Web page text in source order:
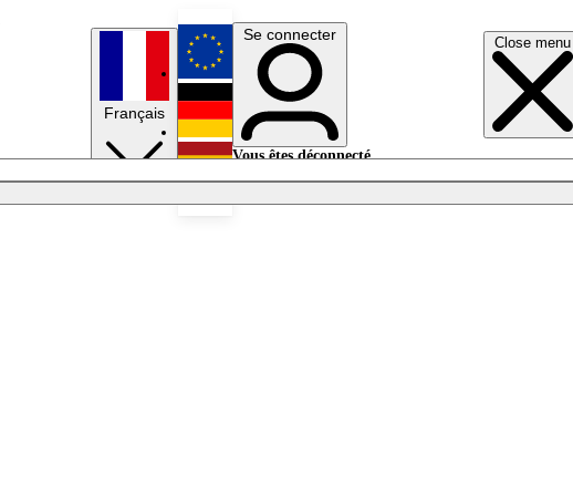
Close menu
Français
English
Deutsch
Se connecter
Vous êtes déconnecté.